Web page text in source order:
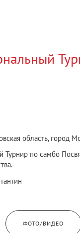
область, город
Турнир по самбо
ФОТО/ВИДЕО